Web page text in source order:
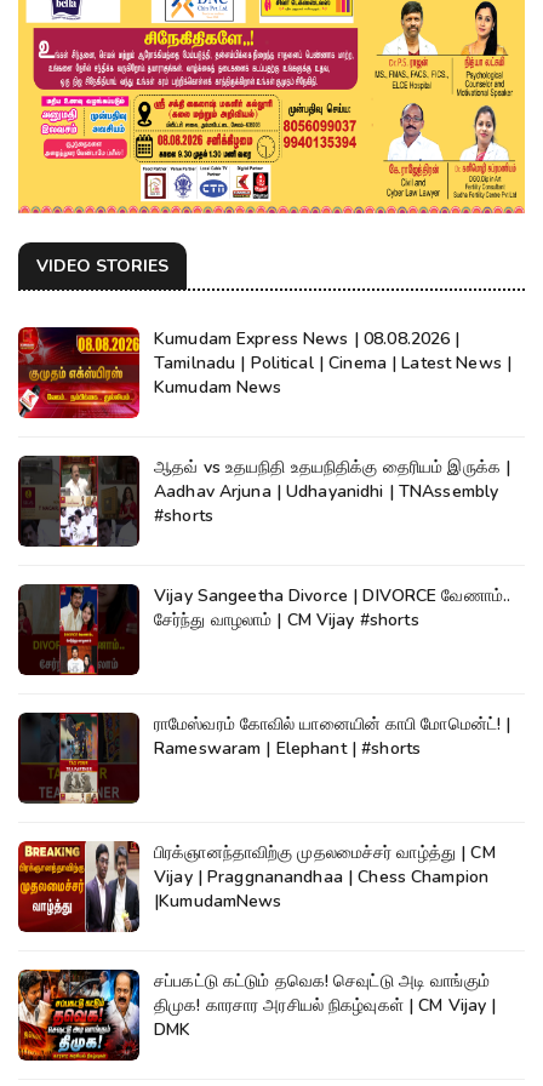
VIDEO STORIES
Kumudam Express News | 08.08.2026 |
Tamilnadu | Political | Cinema | Latest News |
Kumudam News
ஆதவ் vs உதயநிதி உதயநிதிக்கு தைரியம் இருக்க |
Aadhav Arjuna | Udhayanidhi | TNAssembly
#shorts
Vijay Sangeetha Divorce | DIVORCE வேணாம்..
சேர்ந்து வாழலாம் | CM Vijay #shorts
ராமேஸ்வரம் கோவில் யானையின் காபி மோமென்ட்! |
Rameswaram | Elephant | #shorts
பிரக்ஞானந்தாவிற்கு முதலமைச்சர் வாழ்த்து | CM
Vijay | Praggnanandhaa | Chess Champion
|KumudamNews
சப்பகட்டு கட்டும் தவெக! செவுட்டு அடி வாங்கும்
திமுக! காரசார அரசியல் நிகழ்வுகள் | CM Vijay |
DMK